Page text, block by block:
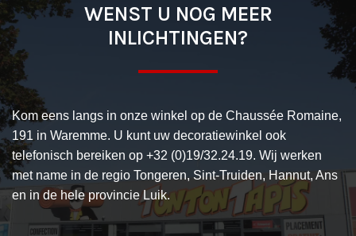
WENST U NOG MEER
INLICHTINGEN?
Kom eens langs in onze winkel op de Chaussée Romaine,
191 in Waremme. U kunt uw decoratiewinkel ook
telefonisch bereiken op +32 (0)19/32.24.19. Wij werken
met name in de regio Tongeren, Sint-Truiden, Hannut, Ans
en in de hele provincie Luik.